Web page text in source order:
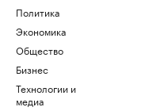
Политика
Экономика
Общество
Бизнес
Технологии и
медиа